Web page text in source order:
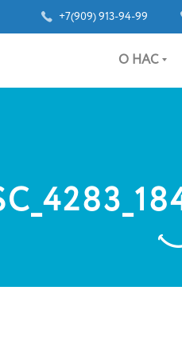
+7(909) 913-94-99
О НАС